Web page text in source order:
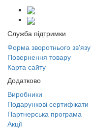
Служба підтримки
Форма зворотнього зв'язу
Повернення товару
Карта сайту
Додатково
Виробники
Подарункові сертифікати
Партнерська програма
Акції